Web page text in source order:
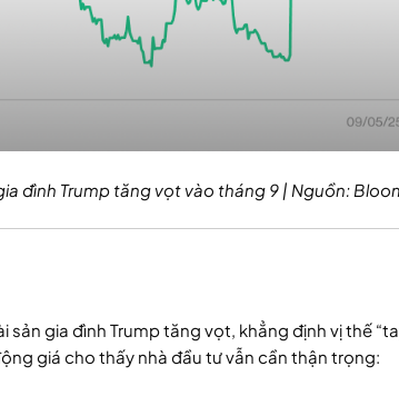
đình Trump tăng vọt vào tháng 9 | Nguồn:
sản gia đình Trump tăng vọt, khẳng định vị thế
giá cho thấy nhà đầu tư vẫn cần thận trọng: